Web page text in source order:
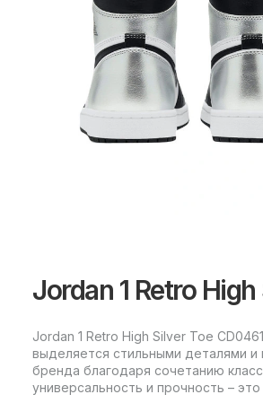
Jordan 1 Retro
Jordan 1 Retro High Silver Toe
выделяется стильными деталями и
бренда благодаря сочетанию
универсальность и прочность –